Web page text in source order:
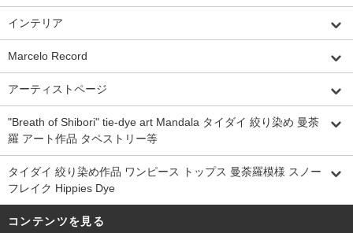
インテリア
Marcelo Record
アーティストページ
"Breath of Shibori" tie-dye art Mandala タイダイ 絞り染め 曼荼
羅 アート作品 タペストリー等
タイダイ 絞り染め作品 ワンピース トップス 曼荼羅模様 スノー
フレイク Hippies Dye
コンテンツを見る